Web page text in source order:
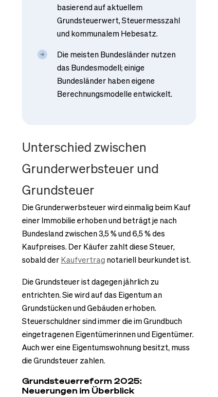
basierend auf aktuellem
Grundsteuerwert, Steuermesszahl
und kommunalem Hebesatz.
Die meisten Bundesländer nutzen
das Bundesmodell; einige
Bundesländer haben eigene
Berechnungsmodelle entwickelt.
Unterschied zwischen
Grunderwerbsteuer und
Grundsteuer
Die Grunderwerbsteuer wird einmalig beim Kauf
einer Immobilie erhoben und beträgt je nach
Bundesland zwischen 3,5 % und 6,5 % des
Kaufpreises. Der Käufer zahlt diese Steuer,
sobald derKaufvertrag notariell beurkundet ist.
Die Grundsteuer ist dagegen jährlich zu
entrichten. Sie wird auf das Eigentum an
Grundstücken und Gebäuden erhoben.
Steuerschuldner sind immer die im Grundbuch
eingetragenen Eigentümerinnen und Eigentümer.
Auch wer eine Eigentumswohnung besitzt, muss
die Grundsteuer zahlen.
Grundsteuerreform 2025:
Neuerungen im Überblick